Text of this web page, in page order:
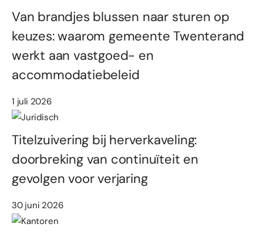
Van brandjes blussen naar sturen op
keuzes: waarom gemeente Twenterand
werkt aan vastgoed- en
accommodatiebeleid
1 juli 2026
Titelzuivering bij herverkaveling:
doorbreking van continuïteit en
gevolgen voor verjaring
30 juni 2026